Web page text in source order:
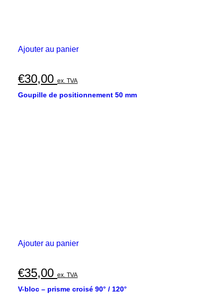
Ajouter au panier
€30,00 ex. TVA
Goupille de positionnement 50 mm
Ajouter au panier
€35,00 ex. TVA
V-bloc – prisme croisé 90° / 120°